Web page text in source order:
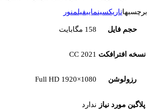
برچسبهاتاریکسینماییفیلمنور
حجم فایل 158 مگابایت
نسخه افترافکت CC 2021
رزولوشن Full HD 1920×1080
پلاگین مورد نیاز ندارد